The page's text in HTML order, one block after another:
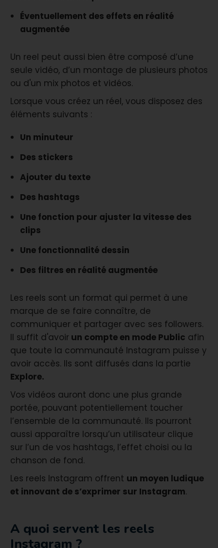
Éventuellement des effets en réalité
augmentée
Un reel peut aussi bien être composé d’une
seule vidéo, d’un montage de plusieurs photos
ou d'un mix photos et vidéos.
Lorsque vous créez un réel, vous disposez des
éléments suivants :
Un minuteur
Des stickers
Ajouter du texte
Des hashtags
Une fonction pour ajuster la vitesse des
clips
Une fonctionnalité dessin
Des filtres en réalité augmentée
Les reels sont un format qui permet à une
marque de se faire connaître, de
communiquer et partager avec ses followers.
Il suffit d'avoir un compte en mode Public afin
que toute la communauté Instagram puisse y
avoir accès. Ils sont diffusés dans la partie
Explore.
Vos vidéos auront donc une plus grande
portée, pouvant potentiellement toucher
l’ensemble de la communauté. Ils pourront
aussi apparaître lorsqu’un utilisateur clique
sur l’un de vos hashtags, l’effet choisi ou la
chanson de fond.
Les reels Instagram offrent un moyen ludique
et innovant de s’exprimer sur Instagram.
A quoi servent les reels
Instagram ?